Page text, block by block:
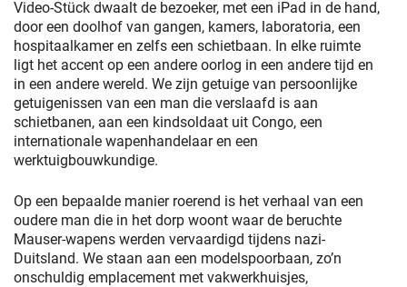
Video-Stück dwaalt de bezoeker, met een iPad in de hand,
door een doolhof van gangen, kamers, laboratoria, een
hospitaalkamer en zelfs een schietbaan. In elke ruimte
ligt het accent op een andere oorlog in een andere tijd en
in een andere wereld. We zijn getuige van persoonlijke
getuigenissen van een man die verslaafd is aan
schietbanen, aan een kindsoldaat uit Congo, een
internationale wapenhandelaar en een
werktuigbouwkundige.
Op een bepaalde manier roerend is het verhaal van een
oudere man die in het dorp woont waar de beruchte
Mauser-wapens werden vervaardigd tijdens nazi-
Duitsland. We staan aan een modelspoorbaan, zo’n
onschuldig emplacement met vakwerkhuisjes,